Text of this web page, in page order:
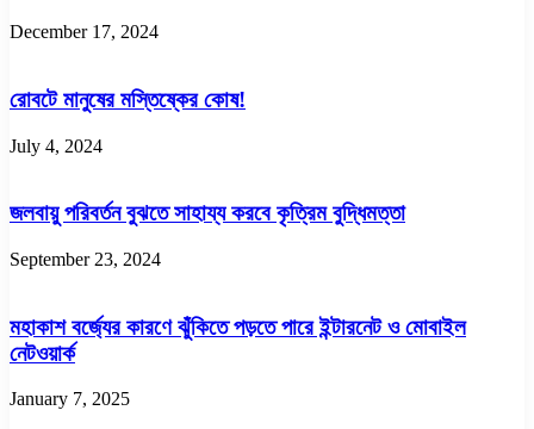
December 17, 2024
রোবটে মানুষের মস্তিষ্কের কোষ!
July 4, 2024
জলবায়ু পরিবর্তন বুঝতে সাহায্য করবে কৃত্রিম বুদ্ধিমত্তা
September 23, 2024
মহাকাশ বর্জ্যের কারণে ঝুঁকিতে পড়তে পারে ইন্টারনেট ও মোবাইল
নেটওয়ার্ক
January 7, 2025